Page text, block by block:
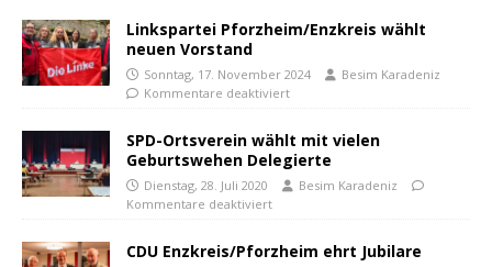
Linkspartei Pforzheim/Enzkreis wählt
neuen Vorstand
Sonntag, 17. November 2024
Besim Karadeniz
Kommentare deaktiviert
SPD-Ortsverein wählt mit vielen
Geburtswehen Delegierte
Dienstag, 28. Juli 2020
Besim Karadeniz
Kommentare deaktiviert
CDU Enzkreis/Pforzheim ehrt Jubilare